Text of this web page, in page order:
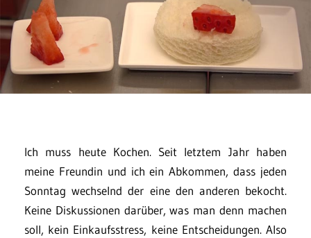
Ich muss heute Kochen. Seit letztem Jahr haben
meine Freundin und ich ein Abkommen, dass jeden
Sonntag wechselnd der eine den anderen bekocht.
Keine Diskussionen darüber, was man denn machen
soll, kein Einkaufsstress, keine Entscheidungen. Also